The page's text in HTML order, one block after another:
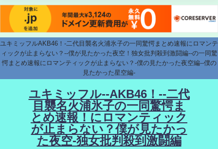
ユキミッフルAKB46！-二代目襲名火浦氷子の一同驚愕まとめ速報にロマンテ
ィックが止まらない？--僕が見たかった夜空！独女批判殺到激闘編--の一同驚
愕まとめ速報にロマンティックが止まらない？-僕の見たかった夜空編--僕の
見たかった星空編-
ユキミッフル--AKB46！--二代
目襲名火浦氷子の一同驚愕ま
とめ速報！にロマンティック
が止まらない？僕が見たかっ
た夜空-独女批判殺到激闘編